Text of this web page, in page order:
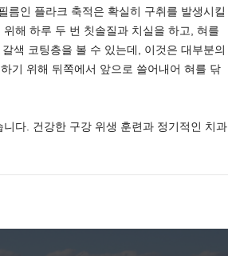
름인 플라크 축적은 확실히 구취를 발생시킬
해 하루 두 번 칫솔질과 치실을 하고, 혀를
색 코팅층을 볼 수 있는데, 이것은 대부분의
기 위해 뒤쪽에서 앞으로 쓸어내어 혀를 닦
다. 건강한 구강 위생 훈련과 정기적인 치과